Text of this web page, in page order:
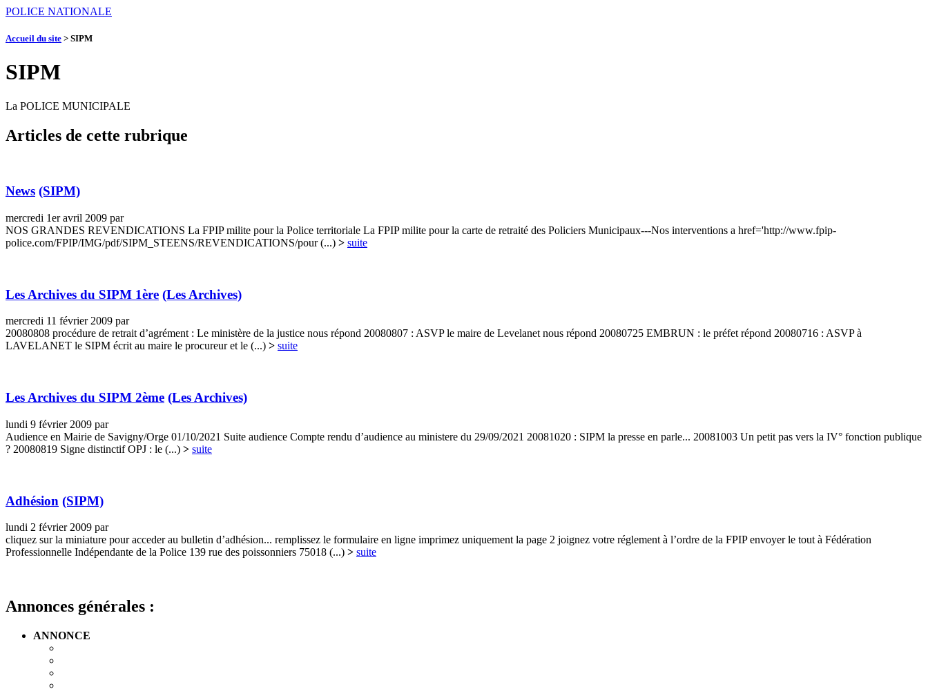
POLICE NATIONALE
Accueil du site > SIPM
SIPM
La POLICE MUNICIPALE
Articles de cette rubrique
News (SIPM)
mercredi 1er avril 2009 par
NOS GRANDES REVENDICATIONS La FPIP milite pour la Police territoriale La FPIP milite pour la carte de retraité des Policiers Municipaux---Nos interventions a href='http://www.fpip-
police.com/FPIP/IMG/pdf/SIPM_STEENS/REVENDICATIONS/pour (...) > suite
Les Archives du SIPM 1ère (Les Archives)
mercredi 11 février 2009 par
20080808 procédure de retrait d’agrément : Le ministère de la justice nous répond 20080807 : ASVP le maire de Levelanet nous répond 20080725 EMBRUN : le préfet répond 20080716 : ASVP à
LAVELANET le SIPM écrit au maire le procureur et le (...) > suite
Les Archives du SIPM 2ème (Les Archives)
lundi 9 février 2009 par
Audience en Mairie de Savigny/Orge 01/10/2021 Suite audience Compte rendu d’audience au ministere du 29/09/2021 20081020 : SIPM la presse en parle... 20081003 Un petit pas vers la IV° fonction publique
? 20080819 Signe distinctif OPJ : le (...) > suite
Adhésion (SIPM)
lundi 2 février 2009 par
cliquez sur la miniature pour acceder au bulletin d’adhésion... remplissez le formulaire en ligne imprimez uniquement la page 2 joignez votre réglement à l’ordre de la FPIP envoyer le tout à Fédération
Professionnelle Indépendante de la Police 139 rue des poissonniers 75018 (...) > suite
Annonces générales :
ANNONCE